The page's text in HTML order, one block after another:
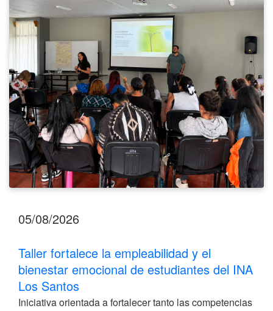
y
el
bienestar
emocional
de
estudiantes
del
INA
Los
Santos
05/08/2026
Taller fortalece la empleabilidad y el
bienestar emocional de estudiantes del INA
Los Santos
Iniciativa orientada a fortalecer tanto las competencias